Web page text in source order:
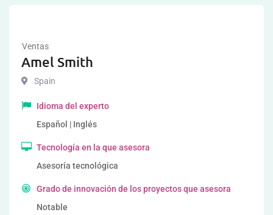
Ventas
Amel Smith
Spain
Idioma del experto
Español | Inglés
Tecnología en la que asesora
Asesoría tecnológica
Grado de innovación de los proyectos que asesora
Notable